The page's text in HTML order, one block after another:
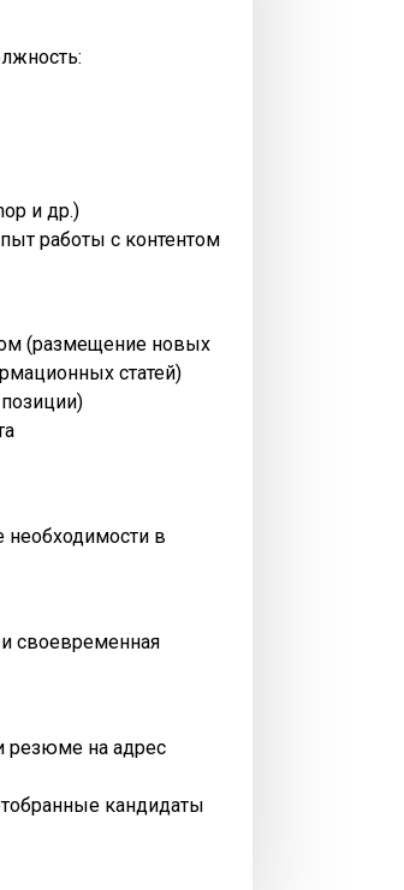
и др.)
работы с контентом
(размещение новых
статей)
в
и своевременная
резюме на адрес
кандидаты